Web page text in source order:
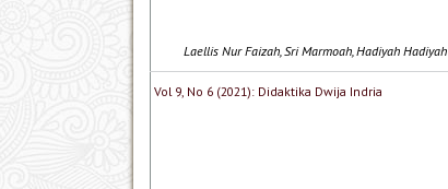
Laellis Nur Faizah, Sri Marmoah, Hadiyah Hadiyah
Vol 9, No 6 (2021): Didaktika Dwija Indria